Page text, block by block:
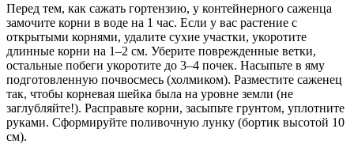
Перед тем, как сажать гортензию, у контейнерного саженца
замочите корни в воде на 1 час. Если у вас растение с
открытыми корнями, удалите сухие участки, укоротите
длинные корни на 1–2 см. Уберите поврежденные ветки,
остальные побеги укоротите до 3–4 почек. Насыпьте в яму
подготовленную почвосмесь (холмиком). Разместите саженец
так, чтобы корневая шейка была на уровне земли (не
заглубляйте!). Расправьте корни, засыпьте грунтом, уплотните
руками. Сформируйте поливочную лунку (бортик высотой 10
см).